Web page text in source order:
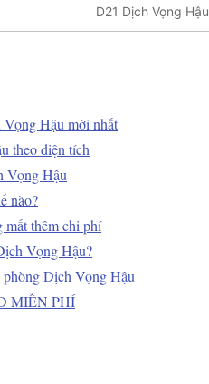
D21 Dịch Vọng Hậu
Hậu mới nhất
theo diện tích
Vọng Hậu
nào?
mất thêm chi phí
Vọng Hậu?
Dịch Vọng Hậu
MIỄN PHÍ